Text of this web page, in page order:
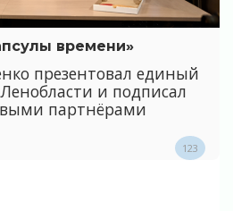
времени»
презентовал единый
и подписал
партнёрами
123